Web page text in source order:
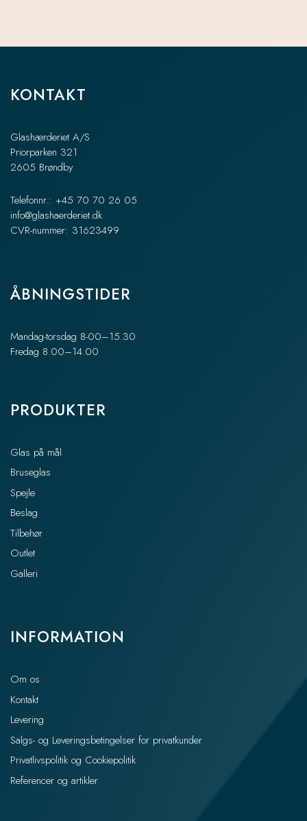
KONTAKT
Glashærderiet A/S
Priorparken 321
2605 Brøndby
Telefonnr.: +45 70 70 26 05
info@glashaerderiet.dk
CVR-nummer: 31623499
ÅBNINGSTIDER
Mandag-torsdag 8-00–15.30
Fredag 8.00–14.00
PRODUKTER
Glas på mål
Bruseglas
Spejle
Beslag
Tilbehør
Outlet
Galleri
INFORMATION
Om os
Kontakt
Levering
Salgs- og Leveringsbetingelser for privatkunder
Privatlivspolitik og Cookiepolitik
Referencer og artikler